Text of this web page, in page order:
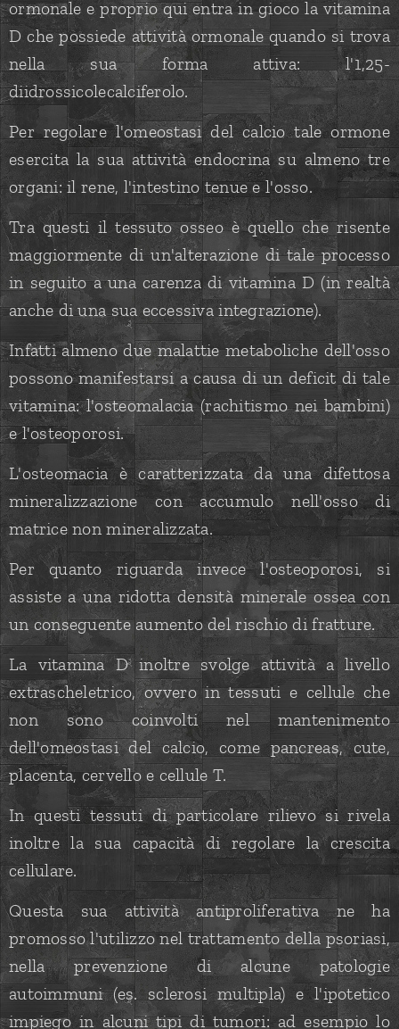
ormonale e proprio qui entra in gioco la vitamina
D che possiede attività ormonale quando si trova
nella sua forma attiva: l'1,25-
diidrossicolecalciferolo.
Per regolare l'omeostasi del calcio tale ormone
esercita la sua attività endocrina su almeno tre
organi: il rene, l'intestino tenue e l'osso.
Tra questi il tessuto osseo è quello che risente
maggiormente di un'alterazione di tale processo
in seguito a una carenza di vitamina D (in realtà
anche di una sua eccessiva integrazione).
Infatti almeno due malattie metaboliche dell'osso
possono manifestarsi a causa di un deficit di tale
vitamina: l'osteomalacia (rachitismo nei bambini)
e l'osteoporosi.
L'osteomacia è caratterizzata da una difettosa
mineralizzazione con accumulo nell'osso di
matrice non mineralizzata.
Per quanto riguarda invece l'osteoporosi, si
assiste a una ridotta densità minerale ossea con
un conseguente aumento del rischio di fratture.
La vitamina D inoltre svolge attività a livello
extrascheletrico, ovvero in tessuti e cellule che
non sono coinvolti nel mantenimento
dell'omeostasi del calcio, come pancreas, cute,
placenta, cervello e cellule T.
In questi tessuti di particolare rilievo si rivela
inoltre la sua capacità di regolare la crescita
cellulare.
Questa sua attività antiproliferativa ne ha
promosso l'utilizzo nel trattamento della psoriasi,
nella prevenzione di alcune patologie
autoimmuni (es. sclerosi multipla) e l'ipotetico
impiego in alcuni tipi di tumori: ad esempio lo